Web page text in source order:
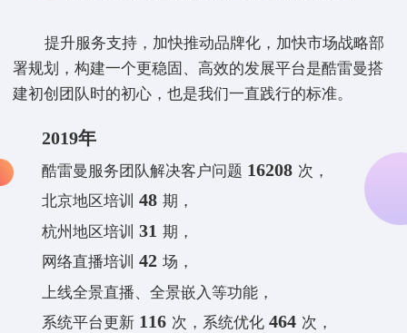
提升服务支持，加快推动品牌化，加快市场战略部
署规划，构建一个更稳固、高效的发展平台是酷雷曼搭
建初创团队时的初心，也是我们一直践行的标准。
2019年
酷雷曼服务团队解决客户问题 16208 次，
北京地区培训 48 期，
杭州地区培训 31 期，
网络直播培训 42 场，
上线全景直播、全景嵌入等功能，
系统平台更新 116 次，系统优化 464 次，